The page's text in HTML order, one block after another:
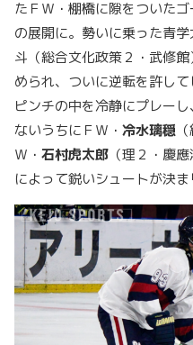
たＦＷ・棚橋に隙をついた
の展開に。勢いに乗った青
斗（総合文化政策２・武修
められ、ついに逆転を許し
ピンチの中を冷静にプレー
ないうちにＦＷ・ 冷水璃穏
Ｗ・ 石村虎太郎 （理２・慶
によって鋭いシュートが決ま